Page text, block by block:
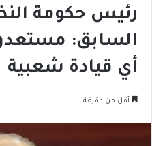
رئيس حكومة
السابق:
أي قيادة شعبية
أقل من دقيقة